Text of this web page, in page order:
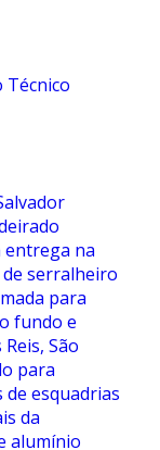
Técnico